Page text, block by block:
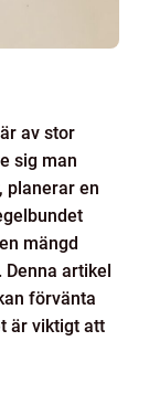
av stor
sig man
planerar en
mängd
artikel
förvänta
är viktigt att